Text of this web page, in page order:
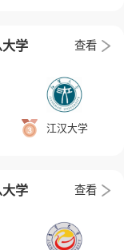
大学 查看
江汉大学
大学 查看